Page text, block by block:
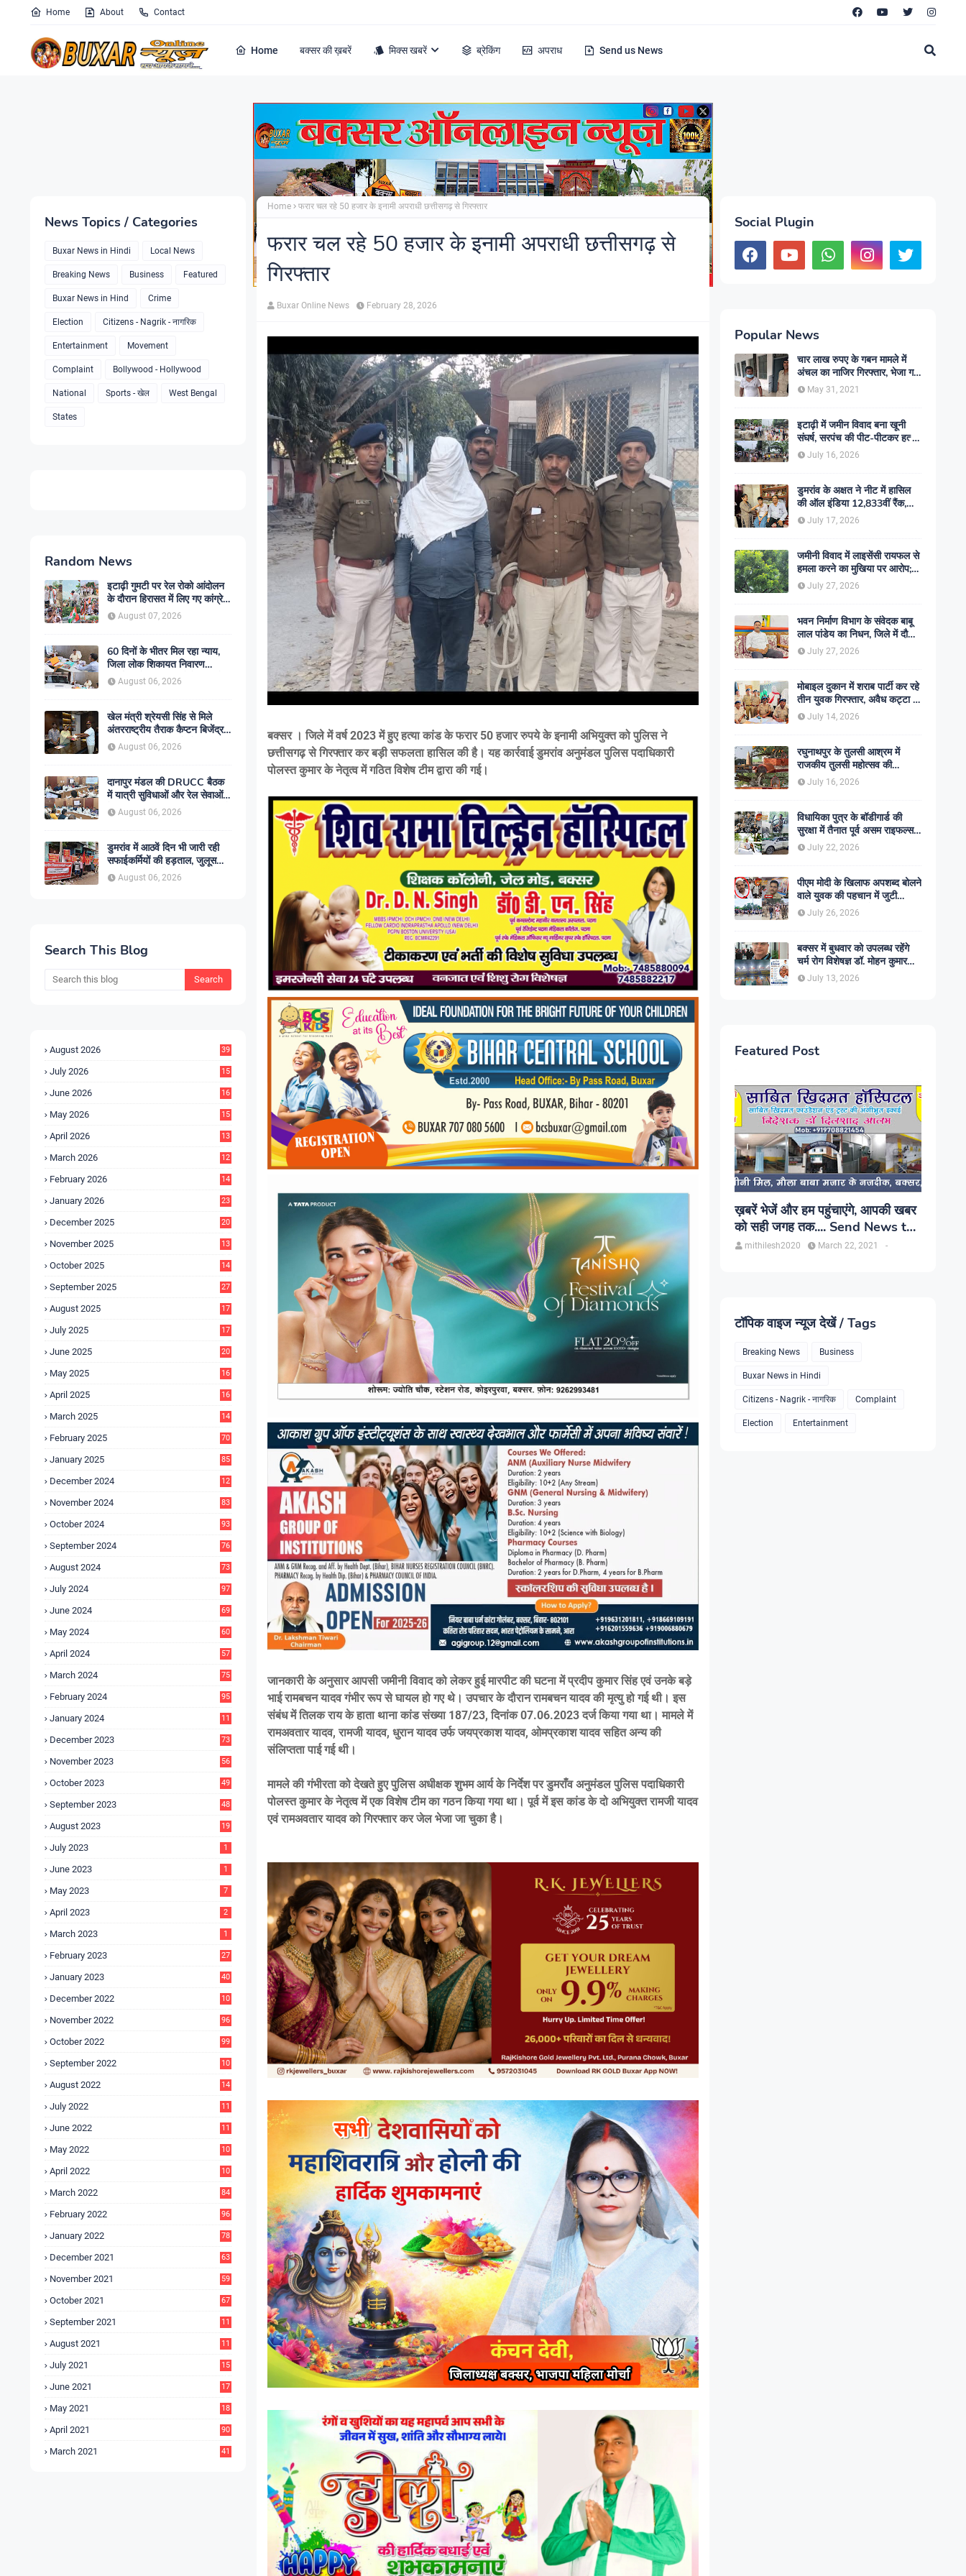
Home About Contact
Home बक्सर की ख़बरें मिक्स खबरें ब्रेकिंग अपराध Send us News
News Topics / Categories
Buxar News in Hindi Local News
Breaking News Business Featured
Buxar News in Hind Crime
Election Citizens - Nagrik - नागरिक
Entertainment Movement
Complaint Bollywood - Hollywood
National Sports - खेल West Bengal
States
Random News
इटाढ़ी गुमटी पर रेल रोको आंदोलन
के दौरान हिरासत में लिए गए कांग्रेस
जिलाध्यक्ष पंकज उपाध्याय , पुलिस
कार्रवाई पर भड़के पूर्व विधायक मुना
August 07, 2026
60 दिनों के भीतर मिल रहा न्याय,
जिला लोक शिकायत निवारण
कार्यालय में बढ़ा आम लोगों का भरोसा
August 06, 2026
खेल मंत्री श्रेयसी सिंह से मिले
अंतरराष्ट्रीय तैराक कैप्टन बिजेंद्र
सिंह, गोकुल जलाशय में तैराकी
प्रशिक्षण केंद्र शुरू करने की उठाई
August 06, 2026
दानापुर मंडल की DRUCC बैठक
में यात्री सुविधाओं और रेल सेवाओं
के विस्तार पर मंथन, अधिकारियों को
दिए गए आवश्यक निर्देश
August 06, 2026
डुमरांव में आठवें दिन भी जारी रही
सफाईकर्मियों की हड़ताल, जुलूस
निकाल सरकार के खिलाफ किया
प्रदर्शन
August 06, 2026
Search This Blog
August 2026 39
July 2026
15
June 2026
16
May 2026
15
April 2026
13
March 2026
12
February 2026
14
January 2026
23
December 2025
20
November 2025
13
October 2025
14
September 2025
27
August 2025
17
July 2025
17
June 2025
20
May 2025
16
April 2025
16
March 2025
14
February 2025 70
January 2025 85
December 2024
12
November 2024 83
October 2024 93
September 2024 76
August 2024 73
July 2024 97
June 2024 69
May 2024 60
April 2024 57
March 2024 75
February 2024 95
January 2024
11
December 2023 73
November 2023 56
October 2023 49
September 2023 48
August 2023 19
July 2023 1
June 2023 1
May 2023 7
April 2023 2
March 2023 1
February 2023 27
January 2023 40
December 2022
10
November 2022 96
October 2022 99
September 2022
10
August 2022
14
July 2022
11
June 2022
11
May 2022
10
April 2022
10
March 2022 84
February 2022 96
January 2022 78
December 2021 63
November 2021 59
October 2021 67
September 2021
11
August 2021
11
July 2021
15
June 2021
17
May 2021
18
April 2021 90
March 2021 41
Home फरार चल रहे 50 हजार के इनामी अपराधी छत्तीसगढ़ से गिरफ्तार
फरार चल रहे 50 हजार के इनामी अपराधी छत्तीसगढ़ से
गिरफ्तार
Buxar Online News February 28, 2026
बक्सर । जिले में वर्ष 2023 में हुए हत्या कांड के फरार 50 हजार रुपये के इनामी अभियुक्त को पुलिस ने
छत्तीसगढ़ से गिरफ्तार कर बड़ी सफलता हासिल की है। यह कार्रवाई डुमरांव अनुमंडल पुलिस पदाधिकारी
पोलस्त कुमार के नेतृत्व में गठित विशेष टीम द्वारा की गई।
जानकारी के अनुसार आपसी जमीनी विवाद को लेकर हुई मारपीट की घटना में प्रदीप कुमार सिंह एवं उनके बड़े
भाई रामबचन यादव गंभीर रूप से घायल हो गए थे। उपचार के दौरान रामबचन यादव की मृत्यु हो गई थी। इस
संबंध में तिलक राय के हाता थाना कांड संख्या 187/23, दिनांक 07.06.2023 दर्ज किया गया था। मामले में
रामअवतार यादव, रामजी यादव, धुरान यादव उर्फ जयप्रकाश यादव, ओमप्रकाश यादव सहित अन्य की
संलिप्तता पाई गई थी।
मामले की गंभीरता को देखते हुए पुलिस अधीक्षक शुभम आर्य के निर्देश पर डुमराँव अनुमंडल पुलिस पदाधिकारी
पोलस्त कुमार के नेतृत्व में एक विशेष टीम का गठन किया गया था। पूर्व में इस कांड के दो अभियुक्त रामजी यादव
एवं रामअवतार यादव को गिरफ्तार कर जेल भेजा जा चुका है।
Social Plugin
Popular News
चार लाख रुपए के गबन मामले में
अंचल का नाजिर गिरफ्तार, भेजा गया
जेल- sent jail
May 31, 2021
इटाढ़ी में जमीन विवाद बना खूनी
संघर्ष, सरपंच की पीट-पीटकर हत्या;
दो बेटे घायल, सड़क जाम
July 16, 2026
डुमरांव के अक्षत ने नीट में हासिल
की ऑल इंडिया 12,833वीं रैंक,
ऑनलाइन पढ़ाई से रचा सफलता का
इतिहास
July 17, 2026
जमीनी विवाद में लाइसेंसी रायफल से
हमला करने का मुखिया पर आरोप;
मामले की जांच में जुटी पुलिस
July 27, 2026
भवन निर्माण विभाग के संवेदक बाबू
लाल पांडेय का निधन, जिले में दौड़ी
शोक की लहर
July 27, 2026
मोबाइल दुकान में शराब पार्टी कर रहे
तीन युवक गिरफ्तार, अवैध कट्टा व
कारतूस बरामद
July 14, 2026
रघुनाथपुर के तुलसी आश्रम में
राजकीय तुलसी महोत्सव की
अनुशंसा, बीडीओ ने भेजी
सकारात्मक रिपोर्ट
July 16, 2026
विधायिका पुत्र के बॉडीगार्ड की
सुरक्षा में तैनात पूर्व असम राइफल्स
जवान की गोली मारकर हत्या,
सहकर्मी अंगरक्षक गिरफ्तार
July 22, 2026
पीएम मोदी के खिलाफ अपशब्द बोलने
वाले युवक की पहचान में जुटी
पुलिस, बक्सर एसपी ने दिए सख्त
कार्रवाई के संकेत
July 26, 2026
बक्सर में बुधवार को उपलब्ध रहेंगे
चर्म रोग विशेषज्ञ डॉ. मोहन कुमार
सिंह, प्रकाश यूरो क्लिनिक में होगा
परामर्श
July 13, 2026
Featured Post
ख़बरें भेजें और हम पहुंचाएंगे, आपकी खबर
को सही जगह तक.... Send News to
us!mithilesh2020 -
March 22, 2021
टॉपिक वाइज न्यूज देखें / Tags
Breaking News Business
Buxar News in Hindi
Citizens - Nagrik - नागरिक Complaint
Election Entertainment